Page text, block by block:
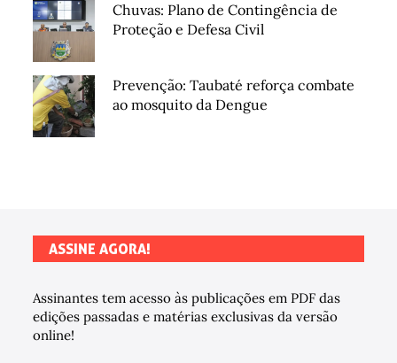
Chuvas: Plano de Contingência de
Proteção e Defesa Civil
Prevenção: Taubaté reforça combate
ao mosquito da Dengue
ASSINE AGORA!
Assinantes tem acesso às publicações em PDF das
edições passadas e matérias exclusivas da versão
online!